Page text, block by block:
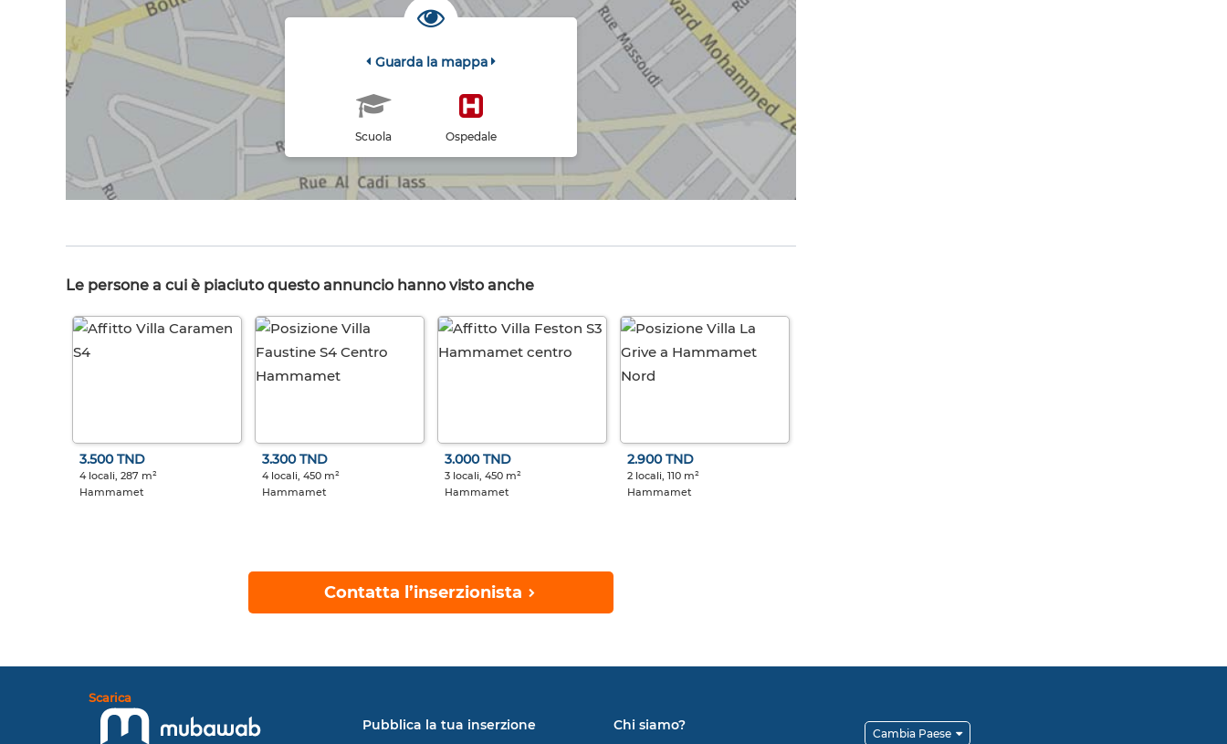
Guarda la mappa
Scuola Ospedale
Le persone a cui è piaciuto questo annuncio hanno visto anche
3.500 TND
4 locali, 287 m²
Hammamet
3.300 TND
4 locali, 450 m²
Hammamet
3.000 TND
3 locali, 450 m²
Hammamet
2.900 TND
2 locali, 110 m²
Hammamet
Contatta l’inserzionista
Scarica
Pubblica la tua inserzione
Chi siamo?
Cambia Paese